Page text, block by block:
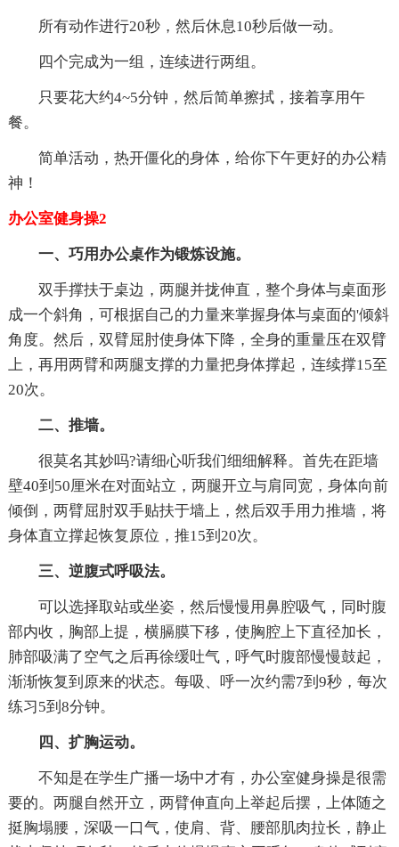
所有动作进行20秒，然后休息10秒后做一动。
四个完成为一组，连续进行两组。
只要花大约4~5分钟，然后简单擦拭，接着享用午
餐。
简单活动，热开僵化的身体，给你下午更好的办公精
神！
办公室健身操2
一、巧用办公桌作为锻炼设施。
双手撑扶于桌边，两腿并拢伸直，整个身体与桌面形
成一个斜角，可根据自己的力量来掌握身体与桌面的'倾斜
角度。然后，双臂屈肘使身体下降，全身的重量压在双臂
上，再用两臂和两腿支撑的力量把身体撑起，连续撑15至
20次。
二、推墙。
很莫名其妙吗?请细心听我们细细解释。首先在距墙
壁40到50厘米在对面站立，两腿开立与肩同宽，身体向前
倾倒，两臂屈肘双手贴扶于墙上，然后双手用力推墙，将
身体直立撑起恢复原位，推15到20次。
三、逆腹式呼吸法。
可以选择取站或坐姿，然后慢慢用鼻腔吸气，同时腹
部内收，胸部上提，横膈膜下移，使胸腔上下直径加长，
肺部吸满了空气之后再徐缓吐气，呼气时腹部慢慢鼓起，
渐渐恢复到原来的状态。每吸、呼一次约需7到9秒，每次
练习5到8分钟。
四、扩胸运动。
不知是在学生广播一场中才有，办公室健身操是很需
要的。两腿自然开立，两臂伸直向上举起后摆，上体随之
挺胸塌腰，深吸一口气，使肩、背、腰部肌肉拉长，静止